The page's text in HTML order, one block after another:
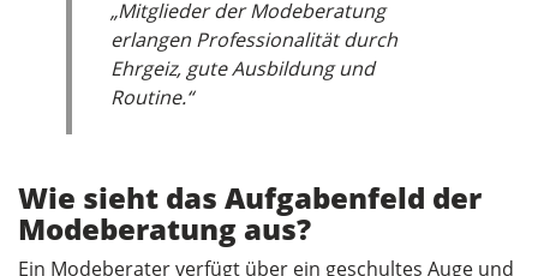
„Mitglieder der Modeberatung
erlangen Professionalität durch
Ehrgeiz, gute Ausbildung und
Routine.“
Wie sieht das Aufgabenfeld der
Modeberatung aus?
Ein Modeberater verfügt über ein geschultes Auge und